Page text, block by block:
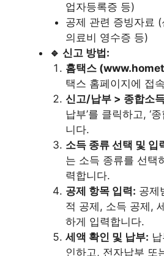
업자등록증 등)
공제 관련 증빙자료
의료비 영수증 등)
🔹 신고 방법:
홈택스
택스 홈페이지에 접
신고/납부 > 종합소
납부’를 클릭하고, ‘
니다.
소득 종류 선택 및 입
는 소득 종류를 선택
력합니다.
공제 항목 입력: 공제
적 공제, 소득 공제,
하게 입력합니다.
세액 확인 및 납부:
인하고, 전자납부 또